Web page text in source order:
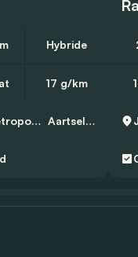
Hybride
17 g/km
Jaguar Land Rover Metropool Zuid Aartselaar